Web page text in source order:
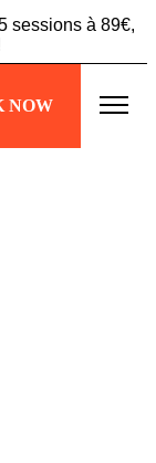
sessions à 89€,
votre séance
NOW